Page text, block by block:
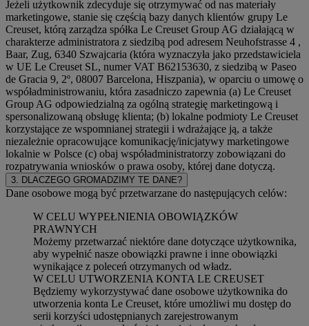
Jeżeli użytkownik zdecyduje się otrzymywać od nas materiały
marketingowe, stanie się częścią bazy danych klientów grupy Le
Creuset, którą zarządza spółka Le Creuset Group AG działającą w
charakterze administratora z siedzibą pod adresem Neuhofstrasse 4 ,
Baar, Zug, 6340 Szwajcaria (która wyznaczyła jako przedstawiciela
w UE Le Creuset SL, numer VAT B62153630, z siedzibą w Paseo
de Gracia 9, 2º, 08007 Barcelona, Hiszpania), w oparciu o umowę o
współadministrowaniu, która zasadniczo zapewnia (a) Le Creuset
Group AG odpowiedzialną za ogólną strategię marketingową i
spersonalizowaną obsługę klienta; (b) lokalne podmioty Le Creuset
korzystające ze wspomnianej strategii i wdrażające ją, a także
niezależnie opracowujące komunikację/inicjatywy marketingowe
lokalnie w Polsce (c) obaj współadministratorzy zobowiązani do
rozpatrywania wniosków o prawa osoby, której dane dotyczą.
3. DLACZEGO GROMADZIMY TE DANE?
Dane osobowe mogą być przetwarzane do następujących celów:
W CELU WYPEŁNIENIA OBOWIĄZKÓW
PRAWNYCH
Możemy przetwarzać niektóre dane dotyczące użytkownika,
aby wypełnić nasze obowiązki prawne i inne obowiązki
wynikające z poleceń otrzymanych od władz.
W CELU UTWORZENIA KONTA LE CREUSET
Będziemy wykorzystywać dane osobowe użytkownika do
utworzenia konta Le Creuset, które umożliwi mu dostęp do
serii korzyści udostępnianych zarejestrowanym